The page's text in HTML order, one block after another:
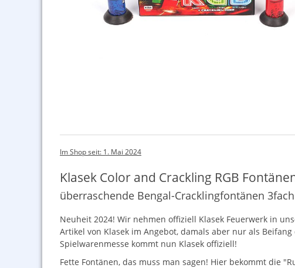
Im Shop seit: 1. Mai 2024
Klasek Color and Crackling RGB
überraschende Bengal-Cracklingfontänen
Neuheit 2024! Wir nehmen offiziell Klasek Feuerwerk in
Artikel von Klasek im Angebot, damals aber nur als
Spielwarenmesse kommt nun Klasek offiziell!
Fette Fontänen, das muss man sagen! Hier bekommt die